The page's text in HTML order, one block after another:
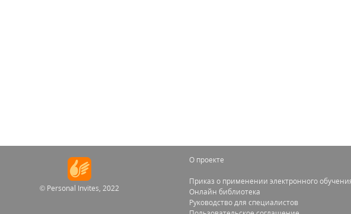
© Personal Invites, 2022
О проекте
Приказ о применении электронного
Онлайн библиотека
Руководство для специалистов